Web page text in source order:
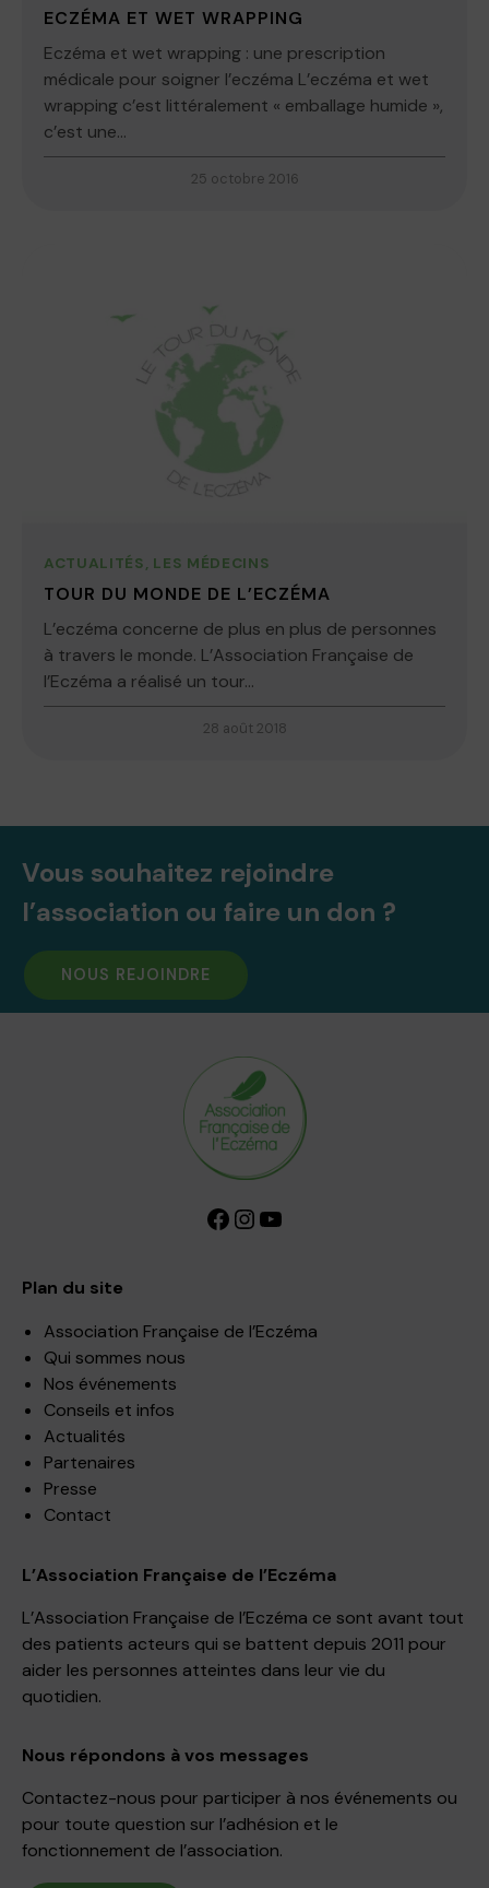
ECZÉMA ET WET WRAPPING
Eczéma et wet wrapping : une prescription
médicale pour soigner l’eczéma L’eczéma et wet
wrapping c’est littéralement « emballage humide »,
c’est une...
25 octobre 2016
ACTUALITÉS, LES MÉDECINS
TOUR DU MONDE DE L’ECZÉMA
L’eczéma concerne de plus en plus de personnes
à travers le monde. L’Association Française de
l’Eczéma a réalisé un tour...
28 août 2018
Vous souhaitez rejoindre
l’association ou faire un don ?
NOUS REJOINDRE
Facebook InstagramYouTube
Plan du site
Association Française de l’Eczéma
Qui sommes nous
Nos événements
Conseils et infos
Actualités
Partenaires
Presse
Contact
L’Association Française de l’Eczéma
L’Association Française de l’Eczéma ce sont avant tout
des patients acteurs qui se battent depuis 2011 pour
aider les personnes atteintes dans leur vie du
quotidien.
Nous répondons à vos messages
Contactez-nous pour participer à nos événements ou
pour toute question sur l’adhésion et le
fonctionnement de l’association.